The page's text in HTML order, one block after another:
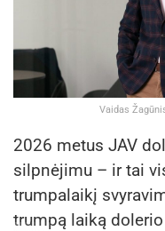
Vaidas
2026 metus JAV
silpnėjimu – ir tai
trumpalaikį
trumpą laiką